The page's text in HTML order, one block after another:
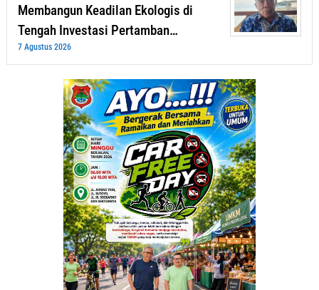
Membangun Keadilan Ekologis di
Tengah Investasi Pertamban…
7 Agustus 2026